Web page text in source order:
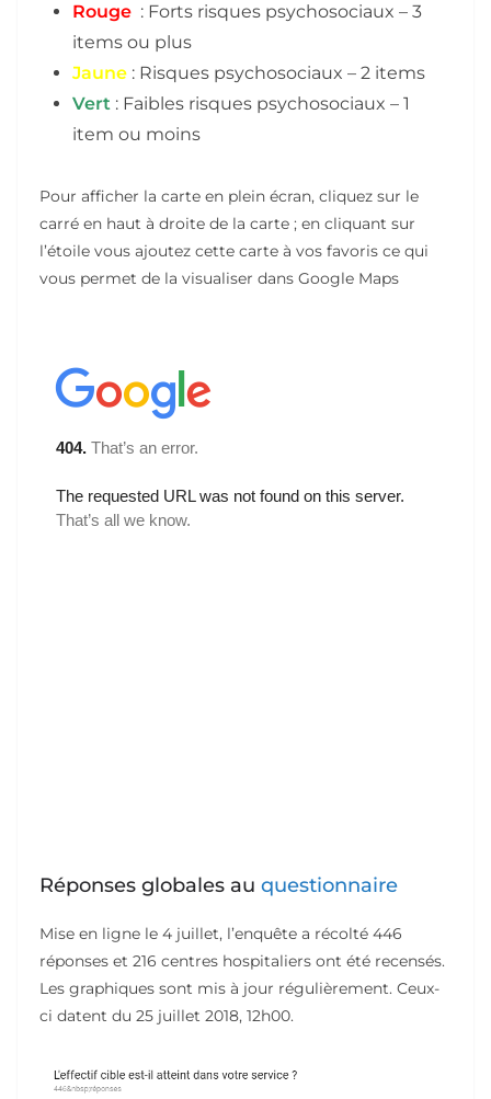
Rouge : Forts risques psychosociaux – 3
items ou plus
Jaune : Risques psychosociaux – 2 items
Vert : Faibles risques psychosociaux – 1
item ou moins
Pour afficher la carte en plein écran, cliquez sur le
carré en haut à droite de la carte ; en cliquant sur
l’étoile vous ajoutez cette carte à vos favoris ce qui
vous permet de la visualiser dans Google Maps
Réponses globales au questionnaire
Mise en ligne le 4 juillet, l’enquête a récolté 446
réponses et 216 centres hospitaliers ont été recensés.
Les graphiques sont mis à jour régulièrement. Ceux-
ci datent du 25 juillet 2018, 12h00.